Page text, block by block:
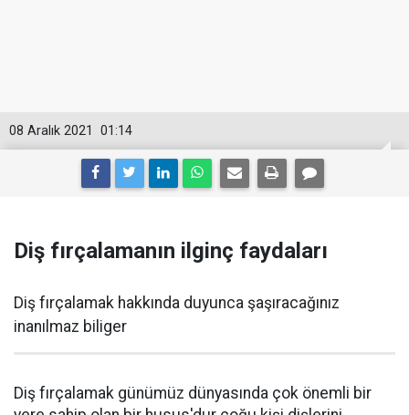
01:14
08 Aralık 2021
Diş fırçalamanın ilginç faydaları
Diş fırçalamak hakkında duyunca şaşıracağınız
inanılmaz biliger
Diş fırçalamak günümüz dünyasında çok önemli bir